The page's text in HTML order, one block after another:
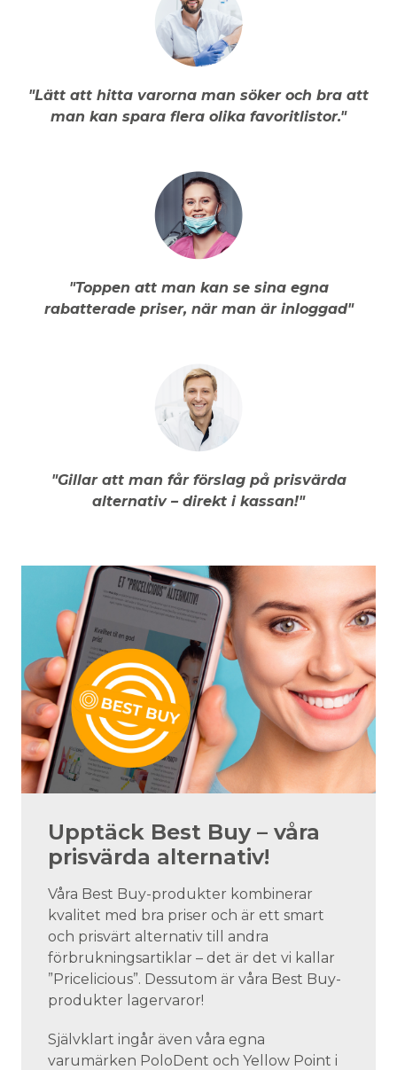
"Lätt att hitta varorna man söker och bra att
man kan spara flera olika favoritlistor."
"Toppen att man kan se sina egna
rabatterade priser, när man är inloggad"
"Gillar att man får förslag på prisvärda
alternativ – direkt i kassan!"
Upptäck Best Buy – våra
prisvärda alternativ!
Våra Best Buy-produkter kombinerar
kvalitet med bra priser och är ett smart
och prisvärt alternativ till andra
förbrukningsartiklar – det är det vi kallar
”Pricelicious”. Dessutom är våra Best Buy-
produkter lagervaror!
Självklart ingår även våra egna
varumärken PoloDent och Yellow Point i